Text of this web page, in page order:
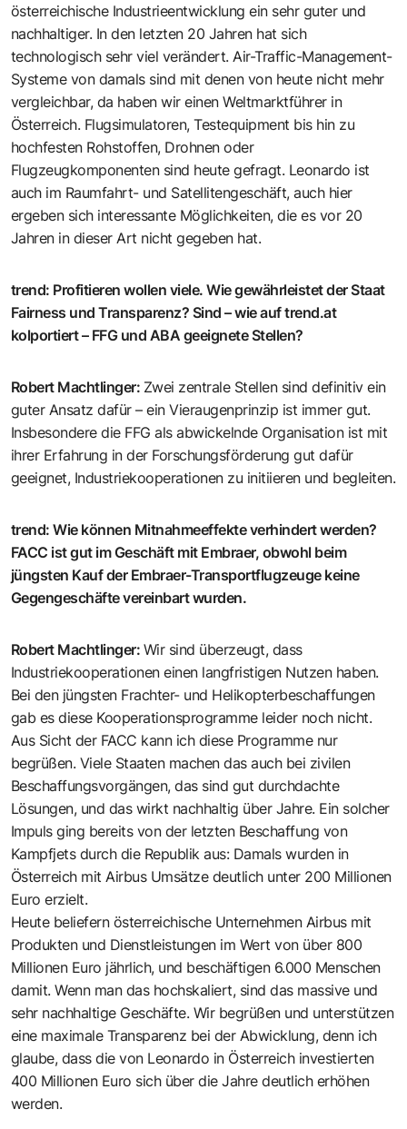
österreichische Industrieentwicklung ein sehr guter und
nachhaltiger. In den letzten 20 Jahren hat sich
technologisch sehr viel verändert. Air-Traffic-Management-
Systeme von damals sind mit denen von heute nicht mehr
vergleichbar, da haben wir einen Weltmarktführer in
Österreich. Flugsimulatoren, Testequipment bis hin zu
hochfesten Rohstoffen, Drohnen oder
Flugzeugkomponenten sind heute gefragt. Leonardo ist
auch im Raumfahrt- und Satellitengeschäft, auch hier
ergeben sich interessante Möglichkeiten, die es vor 20
Jahren in dieser Art nicht gegeben hat.
trend: Profitieren wollen viele. Wie gewährleistet der Staat
Fairness und Transparenz? Sind – wie auftrend.at
kolportiert – FFG und ABA geeignete Stellen?
Robert Machtlinger: Zwei zentrale Stellen sind definitiv ein
guter Ansatz dafür – ein Vieraugenprinzip ist immer gut.
Insbesondere die FFG als abwickelnde Organisation ist mit
ihrer Erfahrung in der Forschungsförderung gut dafür
geeignet, Industriekooperationen zu initiieren und begleiten.
trend:Wie können Mitnahmeeffekte verhindert werden?
FACC ist gut im Geschäft mit Embraer, obwohl beim
jüngsten Kauf der Embraer-Transportflugzeuge keine
Gegengeschäfte vereinbart wurden.
Robert Machtlinger: Wir sind überzeugt, dass
Industriekooperationen einen langfristigen Nutzen haben.
Bei den jüngsten Frachter- und Helikopterbeschaffungen
gab es diese Kooperationsprogramme leider noch nicht.
Aus Sicht der FACC kann ich diese Programme nur
begrüßen. Viele Staaten machen das auch bei zivilen
Beschaffungsvorgängen, das sind gut durchdachte
Lösungen, und das wirkt nachhaltig über Jahre. Ein solcher
Impuls ging bereits von der letzten Beschaffung von
Kampfjets durch die Republik aus: Damals wurden in
Österreich mit Airbus Umsätze deutlich unter 200 Millionen
Euro erzielt.
Heute beliefern österreichische Unternehmen Airbus mit
Produkten und Dienstleistungen im Wert von über 800
Millionen Euro jährlich, und beschäftigen 6.000 Menschen
damit. Wenn man das hochskaliert, sind das massive und
sehr nachhaltige Geschäfte. Wir begrüßen und unterstützen
eine maximale Transparenz bei der Abwicklung, denn ich
glaube, dass die von Leonardo in Österreich investierten
400 Millionen Euro sich über die Jahre deutlich erhöhen
werden.